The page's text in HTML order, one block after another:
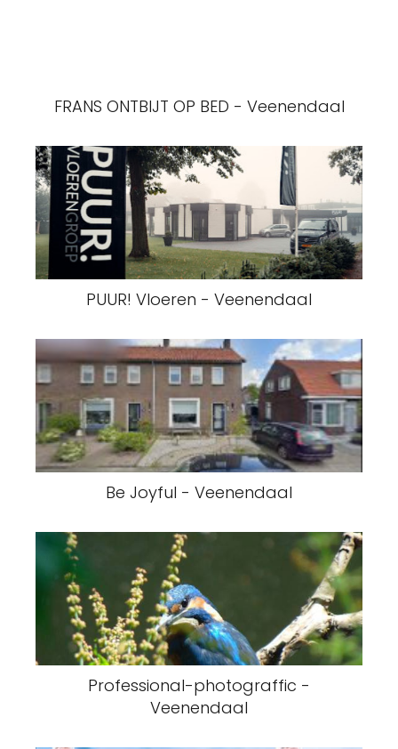
FRANS ONTBIJT OP BED - Veenendaal
PUUR! Vloeren - Veenendaal
Be Joyful - Veenendaal
Professional-photograffic -
Veenendaal